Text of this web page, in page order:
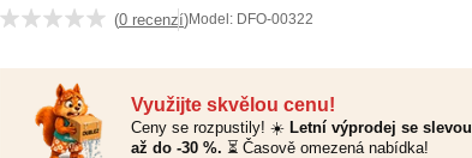
(0 recenzí)Model: DFO-00322
Využijte skvělou cenu!
Ceny se rozpustily! ☀️ Letní výprodej se slevou
až do -30 %. ⏳ Časově omezená nabídka!